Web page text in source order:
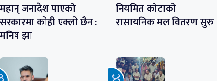
महान् जनादेश पाएको
सरकारमा कोही एक्लो छैन :
मनिष झा
नियमित कोटाको
रासायनिक मल वितरण सुरु